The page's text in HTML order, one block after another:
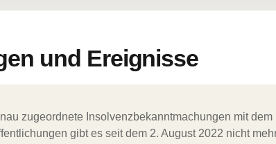
und Ereignisse
zugeordnete Insolvenzbekanntmachungen mit
gibt es seit dem 2. August 2022 nicht